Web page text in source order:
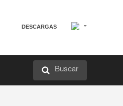
DESCARGAS
Buscar